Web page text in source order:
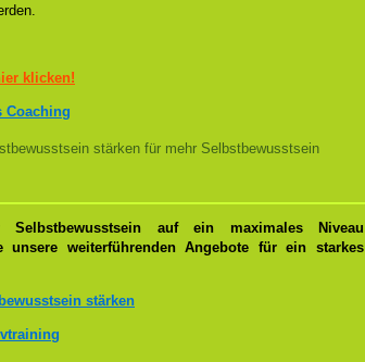
klicken!
Coaching
stärken für mehr Selbstbewusstsein
auf ein maximales Niveau
unsere weiterführenden Angebote für ein starkes
stärken